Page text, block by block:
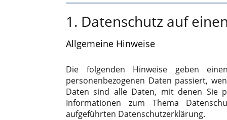
1. Datenschutz auf
Allgemeine Hinweise
Die folgenden Hinweise geben
personenbezogenen Daten passiert,
Daten sind alle Daten, mit denen Sie
Informationen zum Thema
aufgeführten Datenschutzerklärung.